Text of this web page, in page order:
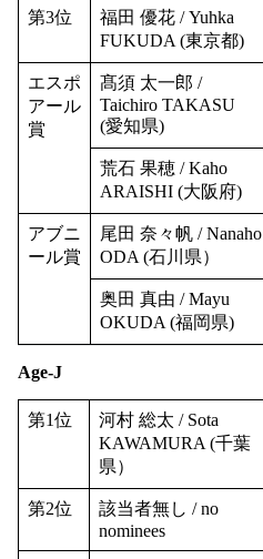
第3位
福田 優花 / Yuhka
FUKUDA (東京都)
エスポ
アール
賞
髙須 太一郎 /
Taichiro TAKASU
(愛知県)
荒石 果穂 / Kaho
ARAISHI (大阪府)
アブニ
ール賞
尾田 奈々帆 / Nanaho
ODA (石川県）
奥田 真由 / Mayu
OKUDA (福岡県)
Age-J
第1位
河村 総太 / Sota
KAWAMURA (千葉
県）
第2位
該当者無し / no
nominees